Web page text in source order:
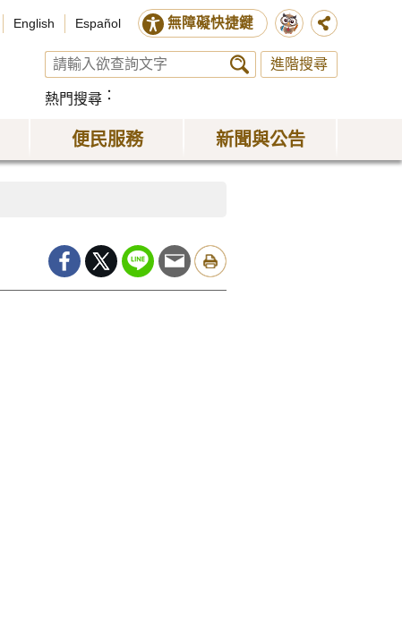
English Español 無障礙快捷鍵
進階搜尋
熱門搜尋
便民服務 新聞與公告